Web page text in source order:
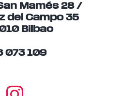
Mamés 28 /
del Campo 35
Bilbao
073 109